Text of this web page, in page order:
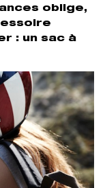
oblige,
: un sac à